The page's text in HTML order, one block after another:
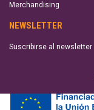
Merchandising
NEWSLETTER
Suscribirse al newsletter